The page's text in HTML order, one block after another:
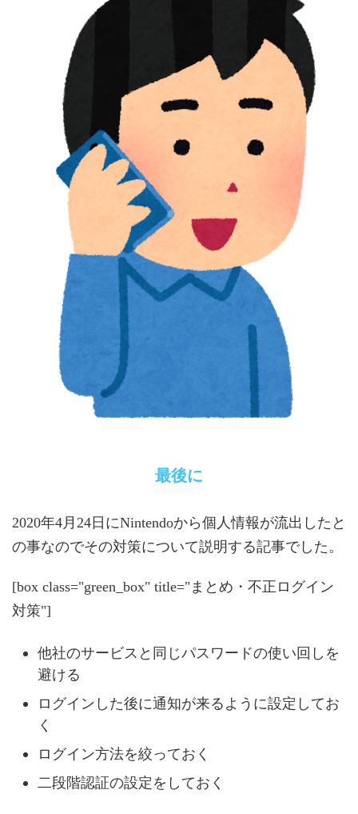
最後に
2020年4月24日にNintendoから個人情報が流出したと
の事なのでその対策について説明する記事でした。
[box class="green_box" title="まとめ・不正ログイン
対策"]
他社のサービスと同じパスワードの使い回しを
避ける
ログインした後に通知が来るように設定してお
く
ログイン方法を絞っておく
二段階認証の設定をしておく